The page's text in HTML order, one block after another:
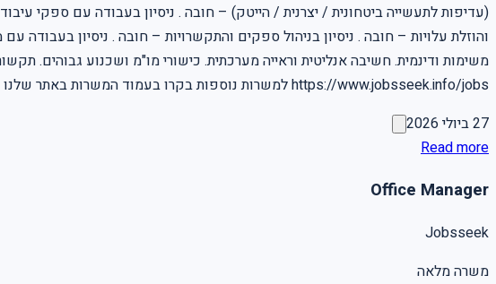
(עדיפות לתעשייה ביטחונית / יצרנית / הייטק) – חובה . ניסיון בעבודה עם ספקי
https://www.jobsseek.info/jobs למשרות נוספות בקרו בעמוד המשרות באתר שלנו
27 ביולי 2026
Read more
Office Manager
Jobsseek
משרה מלאה